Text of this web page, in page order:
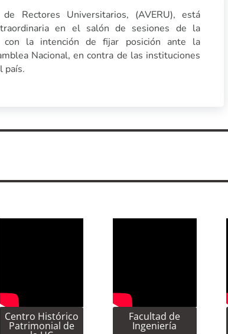
de Rectores Universitarios, (AVERU), está
en el salón de sesiones de la
con la intención de fijar posición ante la
Nacional, en contra de las instituciones
país.
Centro Histórico
Patrimonial de
Facultad de
Ingeniería